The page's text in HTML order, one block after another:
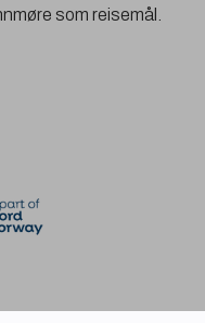
som reisemål.